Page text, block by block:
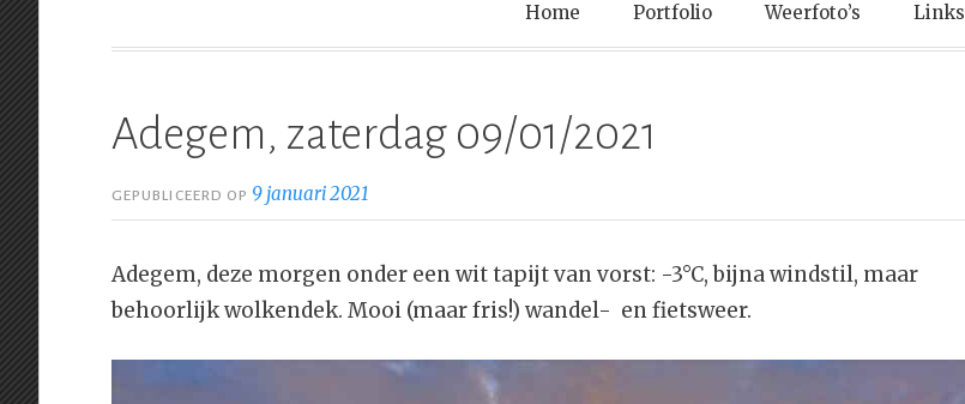
Home Portfolio Weerfoto’s Links
Adegem, zaterdag 09/01/2021
GEPUBLICEERD OP 9 januari 2021
Adegem, deze morgen onder een wit tapijt van vorst: -3°C, bijna windstil, maar
behoorlijk wolkendek. Mooi (maar fris!) wandel- en fietsweer.